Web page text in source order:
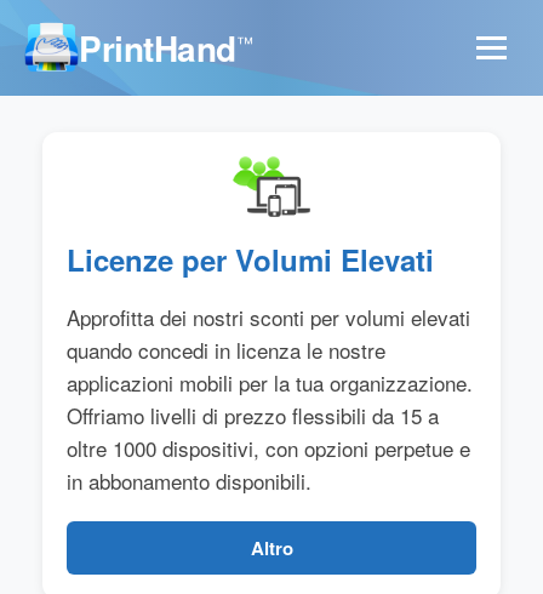
PrintHand™
Licenze per Volumi Elevati
Approfitta dei nostri sconti per volumi elevati
quando concedi in licenza le nostre
applicazioni mobili per la tua organizzazione.
Offriamo livelli di prezzo flessibili da 15 a
oltre 1000 dispositivi, con opzioni perpetue e
in abbonamento disponibili.
Altro